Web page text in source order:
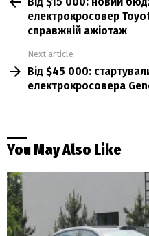
електрокросовер
справжній ажіотаж
Next article
Від $45 000:
електрокросовера
You May Also Like